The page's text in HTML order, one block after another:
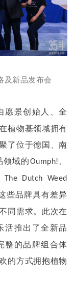
及新品发布会
愿景创始人、全
植物基领域拥有
了位于德国、南
领域的Oumph!
The Dutch Weed
些品牌具有差异
同需求。此次在
活推出了全新品
整的品牌组合体
的方式拥抱植物